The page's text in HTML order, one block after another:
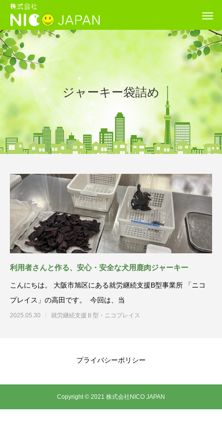
ジャーキー袋詰め
利用者さんと作る、安心・安全な犬用鹿肉ジャーキー
こんにちは。 大阪市旭区にある就労継続支援B型事業所 「ニコ
プレイス」の高田です。 今回は、当
2025.05.30 就労継続支援Ｂ型・ニコプレイス
プライバシーポリシー
Copyright © 2021 株式会社NICO JAPAN